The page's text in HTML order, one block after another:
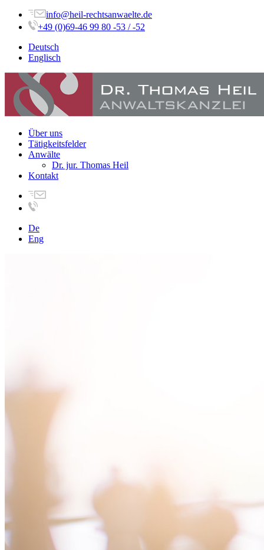
info@heil-rechtsanwaelte.de
+49 (0)69-46 99 80 -53 / -52
Deutsch
Englisch
Über uns
Tätigkeitsfelder
Anwälte
Dr. jur. Thomas Heil
Kontakt
De
Eng